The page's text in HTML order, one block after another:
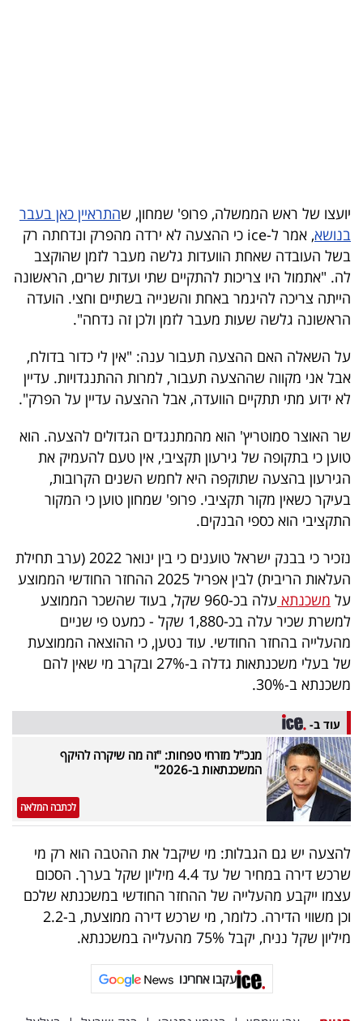
פודקאסט
40
UNDER
40
שיתופי
פעולה
דרושים
ניוזלטרים
מייל
אדום
פרסמו
באייס
עקבו
אחרינו:
יועצו של ראש הממשלה, פרופ' שמחון, שהתראיין כאן בעבר
בנושא
, אמר ל-ice כי ההצעה לא ירדה מהפרק ונדחתה רק
בשל העובדה שאחת הוועדות גלשה מעבר לזמן שהוקצב
לה. "אתמול היו צריכות להתקיים שתי ועדות שרים, הראשונה
הייתה צריכה להיגמר באחת והשנייה בשתיים וחצי. הועדה
הראשונה גלשה שעות מעבר לזמן ולכן זה נדחה".
על השאלה האם ההצעה תעבור ענה: "אין לי כדור בדולח,
אבל אני מקווה שההצעה תעבור, למרות ההתנגדויות. עדיין
לא ידוע מתי תתקיים הוועדה, אבל ההצעה עדיין על הפרק".
שר האוצר סמוטריץ' הוא מהמתנגדים הגדולים להצעה. הוא
טוען כי בתקופה של גירעון תקציבי, אין טעם להעמיק את
הגירעון בהצעה שתוקפה היא לחמש השנים הקרובות,
בעיקר כשאין מקור תקציבי. פרופ' שמחון טוען כי המקור
התקציבי הוא כספי הבנקים.
נזכיר כי בבנק ישראל טוענים כי בין ינואר 2022 (ערב תחילת
העלאות הריבית) לבין אפריל 2025 ההחזר החודשי הממוצע
על משכנתא
עלה בכ-960 שקל, בעוד שהשכר הממוצע
למשרת שכיר עלה בכ-1,880 שקל - כמעט פי שניים
מהעלייה בהחזר החודשי. עוד נטען, כי ההוצאה הממוצעת
של בעלי משכנתאות גדלה ב-27% ובקרב מי שאין להם
משכנתא ב-30%.
עוד ב-
מנכ"ל מזרחי טפחות: "זה מה שיקרה להיקף
המשכנתאות ב-2026"
לכתבה המלאה
להצעה יש גם הגבלות: מי שיקבל את ההטבה הוא רק מי
שרכש דירה במחיר של עד 4.4 מיליון שקל בערך. הסכום
עצמו ייקבע מהעלייה של ההחזר החודשי במשכנתא שלכם
וכן משווי הדירה. כלומר, מי שרכש דירה ממוצעת, ב-2.2
מיליון שקל נניח, יקבל 75% מהעלייה במשכנתא.
עקבו אחרינו